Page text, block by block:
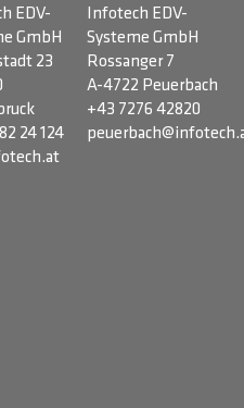
EDV-
GmbH
23
24 124
Infotech EDV-
Systeme GmbH
Rossanger 7
A-4722 Peuerbach
+43 7276 42820